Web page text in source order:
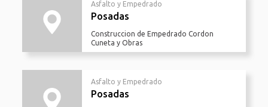
Asfalto y Empedrado
Posadas
Construccion de Empedrado Cordon
Cuneta y Obras
Asfalto y Empedrado
Posadas